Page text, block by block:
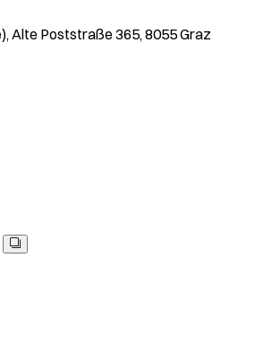
Alte Poststraße 365, 8055 Graz